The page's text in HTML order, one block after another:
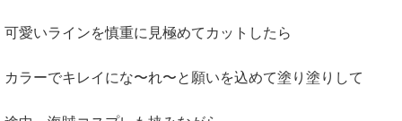
可愛いラインを慎重に見極めてカットしたら
カラーでキレイにな〜れ〜と願いを込めて塗り塗りして